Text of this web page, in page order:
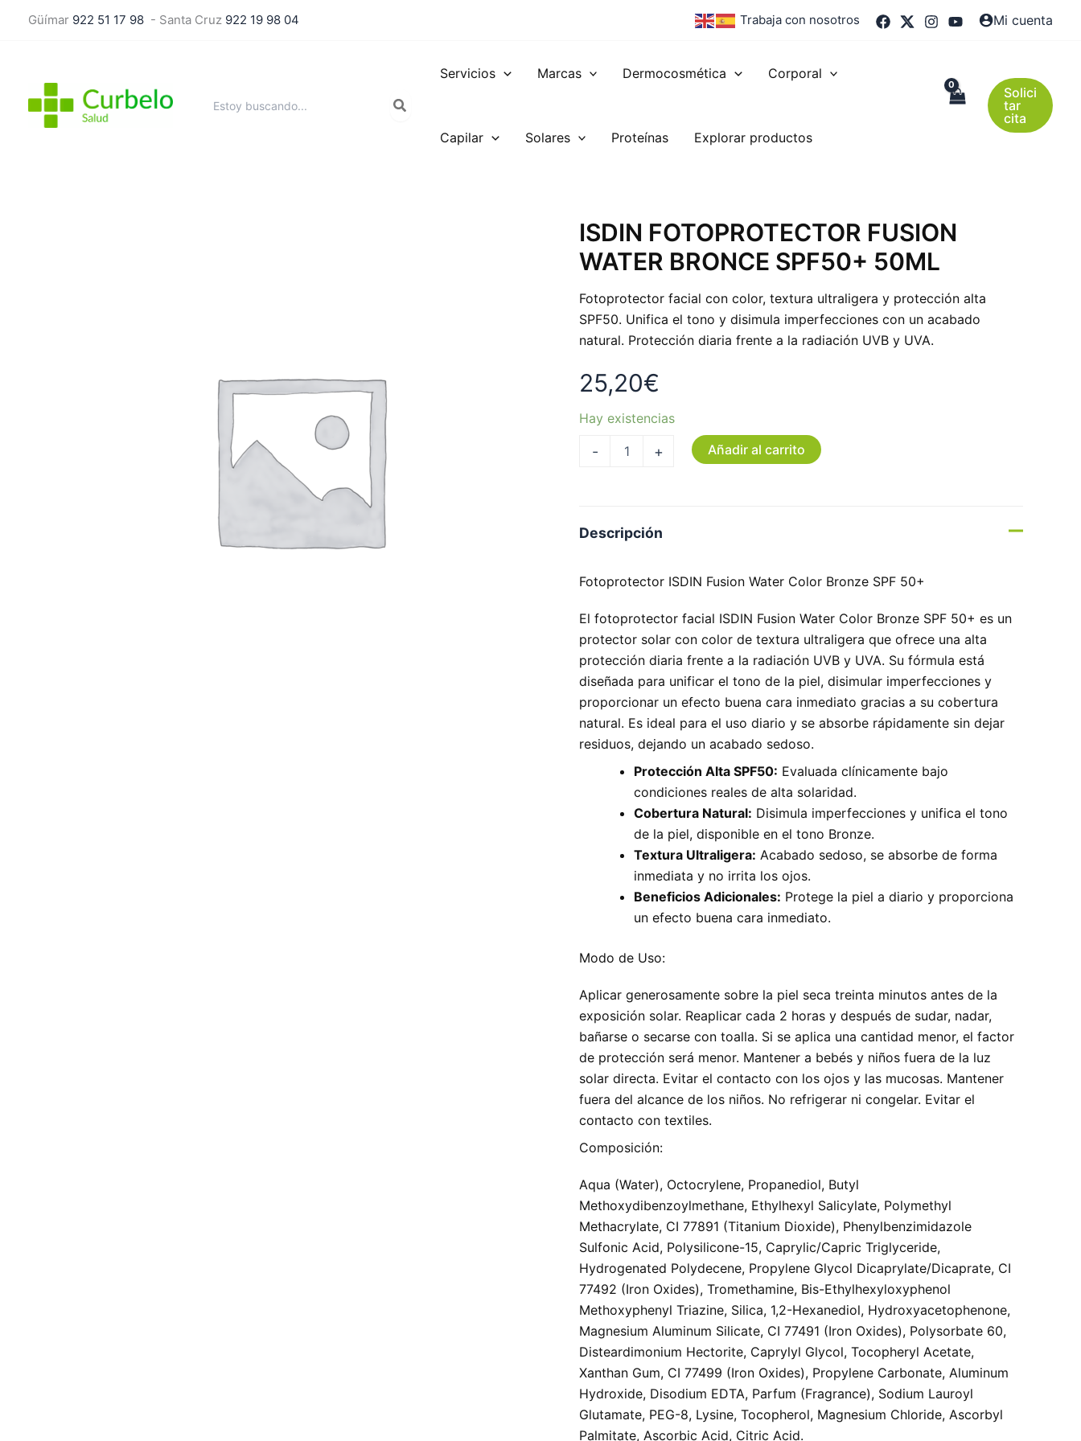
Güímar 922 51 17 98 - Santa Cruz 922 19 98 04 Trabaja con nosotros Mi cuenta
por:
Servicios Marcas Dermocosmética Corporal
Capilar Solares Proteínas Explorar productos
Solici
tar
cita
ISDIN FOTOPROTECTOR FUSION
WATER BRONCE SPF50+ 50ML
Fotoprotector facial con color, textura ultraligera y protección alta
SPF50. Unifica el tono y disimula imperfecciones con un acabado
natural. Protección diaria frente a la radiación UVB y UVA.
25,20€
Hay existencias
-
ISDIN
FOTOPROTECTOR
FUSION
WATER
SPF50+
50ML
cantidad
+ Añadir al carrito
Descripción
Fotoprotector ISDIN Fusion Water Color Bronze SPF 50+
El fotoprotector facial ISDIN Fusion Water Color Bronze SPF 50+ es un
protector solar con color de textura ultraligera que ofrece una alta
protección diaria frente a la radiación UVB y UVA. Su fórmula está
diseñada para unificar el tono de la piel, disimular imperfecciones y
proporcionar un efecto buena cara inmediato gracias a su cobertura
natural. Es ideal para el uso diario y se absorbe rápidamente sin dejar
residuos, dejando un acabado sedoso.
Protección Alta SPF50: Evaluada clínicamente bajo
condiciones reales de alta solaridad.
Cobertura Natural: Disimula imperfecciones y unifica el tono
de la piel, disponible en el tono Bronze.
Textura Ultraligera: Acabado sedoso, se absorbe de forma
inmediata y no irrita los ojos.
Beneficios Adicionales: Protege la piel a diario y proporciona
un efecto buena cara inmediato.
Modo de Uso:
Aplicar generosamente sobre la piel seca treinta minutos antes de la
exposición solar. Reaplicar cada 2 horas y después de sudar, nadar,
bañarse o secarse con toalla. Si se aplica una cantidad menor, el factor
de protección será menor. Mantener a bebés y niños fuera de la luz
solar directa. Evitar el contacto con los ojos y las mucosas. Mantener
fuera del alcance de los niños. No refrigerar ni congelar. Evitar el
contacto con textiles.
Composición:
Aqua (Water), Octocrylene, Propanediol, Butyl
Methoxydibenzoylmethane, Ethylhexyl Salicylate, Polymethyl
Methacrylate, CI 77891 (Titanium Dioxide), Phenylbenzimidazole
Sulfonic Acid, Polysilicone-15, Caprylic/Capric Triglyceride,
Hydrogenated Polydecene, Propylene Glycol Dicaprylate/Dicaprate, CI
77492 (Iron Oxides), Tromethamine, Bis-Ethylhexyloxyphenol
Methoxyphenyl Triazine, Silica, 1,2-Hexanediol, Hydroxyacetophenone,
Magnesium Aluminum Silicate, CI 77491 (Iron Oxides), Polysorbate 60,
Disteardimonium Hectorite, Caprylyl Glycol, Tocopheryl Acetate,
Xanthan Gum, CI 77499 (Iron Oxides), Propylene Carbonate, Aluminum
Hydroxide, Disodium EDTA, Parfum (Fragrance), Sodium Lauroyl
Glutamate, PEG-8, Lysine, Tocopherol, Magnesium Chloride, Ascorbyl
Palmitate, Ascorbic Acid, Citric Acid.